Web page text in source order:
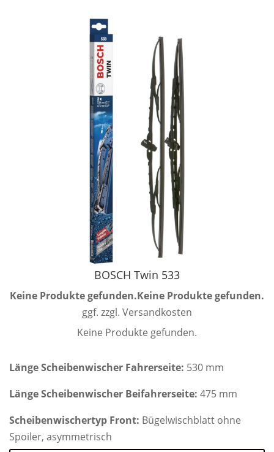
BOSCH Twin 533
Keine Produkte gefunden.Keine Produkte gefunden.
ggf. zzgl. Versandkosten
Keine Produkte gefunden.
Länge Scheibenwischer Fahrerseite: 530 mm
Länge Scheibenwischer Beifahrerseite: 475 mm
Scheibenwischertyp Front: Bügelwischblatt ohne
Spoiler, asymmetrisch